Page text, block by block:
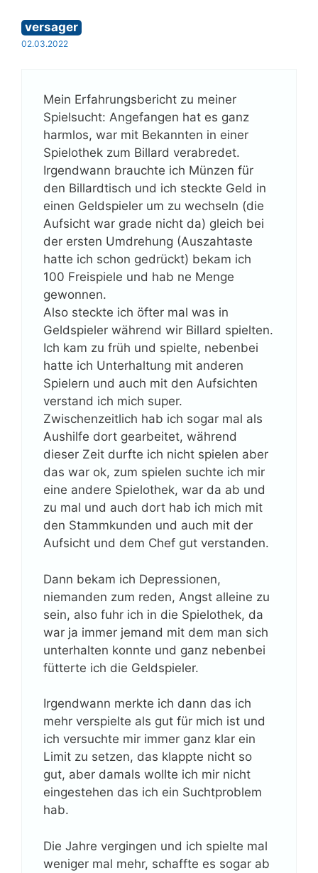
versager
02.03.2022
Mein Erfahrungsbericht zu meiner
Spielsucht: Angefangen hat es ganz
harmlos, war mit Bekannten in einer
Spielothek zum Billard verabredet.
Irgendwann brauchte ich Münzen für
den Billardtisch und ich steckte Geld in
einen Geldspieler um zu wechseln (die
Aufsicht war grade nicht da) gleich bei
der ersten Umdrehung (Auszahtaste
hatte ich schon gedrückt) bekam ich
100 Freispiele und hab ne Menge
gewonnen.
Also steckte ich öfter mal was in
Geldspieler während wir Billard spielten.
Ich kam zu früh und spielte, nebenbei
hatte ich Unterhaltung mit anderen
Spielern und auch mit den Aufsichten
verstand ich mich super.
Zwischenzeitlich hab ich sogar mal als
Aushilfe dort gearbeitet, während
dieser Zeit durfte ich nicht spielen aber
das war ok, zum spielen suchte ich mir
eine andere Spielothek, war da ab und
zu mal und auch dort hab ich mich mit
den Stammkunden und auch mit der
Aufsicht und dem Chef gut verstanden.
Dann bekam ich Depressionen,
niemanden zum reden, Angst alleine zu
sein, also fuhr ich in die Spielothek, da
war ja immer jemand mit dem man sich
unterhalten konnte und ganz nebenbei
fütterte ich die Geldspieler.
Irgendwann merkte ich dann das ich
mehr verspielte als gut für mich ist und
ich versuchte mir immer ganz klar ein
Limit zu setzen, das klappte nicht so
gut, aber damals wollte ich mir nicht
eingestehen das ich ein Suchtproblem
hab.
Die Jahre vergingen und ich spielte mal
weniger mal mehr, schaffte es sogar ab